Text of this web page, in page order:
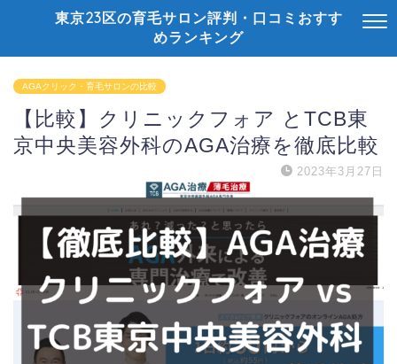
東京23区の育毛サロン評判・口コミおすす
めランキング
AGAクリック・育毛サロンの比較
【比較】クリニックフォア とTCB東
京中央美容外科のAGA治療を徹底比較
2023年3月27日